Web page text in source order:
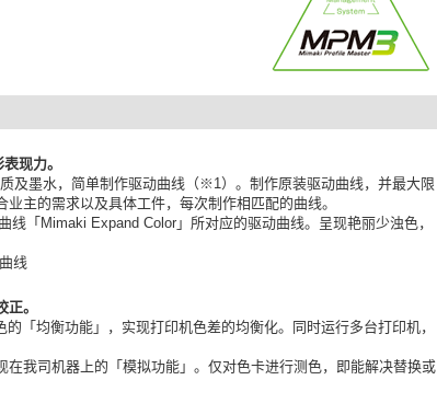
现力。
及墨水，简单制作驱动曲线（※1）。制作原装驱动曲线，并最大限
主的需求以及具体工件，每次制作相匹配的曲线。
线「Mimaki Expand Color」所对应的驱动曲线。呈现艳丽少浊色，
线
。
「均衡功能」，实现打印机色差的均衡化。同时运行多台打印机，
在我司机器上的「模拟功能」。仅对色卡进行测色，即能解决替换或